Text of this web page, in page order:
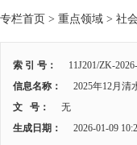
专栏首页 > 重点领域 > 社
索 引 号： 11J201/ZK-
信息名称：
2025年12月清
文 号：
无
生成日期：
2026-01-09